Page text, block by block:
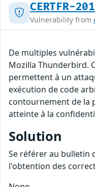
CERTFR-
Vulnerability from
De multiples
Mozilla Thunderbird.
permettent à un
exécution de code
contournement de la
atteinte à la
Solution
Se référer au bulletin
l'obtention des